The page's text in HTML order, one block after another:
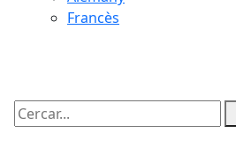
Francès
Cercar: